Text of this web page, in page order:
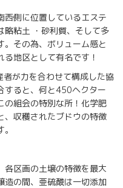
西側に位置しているエステ
略粘土 ・砂利質、そして多
その為、ボリューム感と
地区として有名です！
が力を合わせて構成した協
すると、何と450ヘクター
の組会の特別な所！化学肥
、収穫されたブドウの特徴
各区画の土壌の特徴を最大
造の間、亜硫酸は一切添加